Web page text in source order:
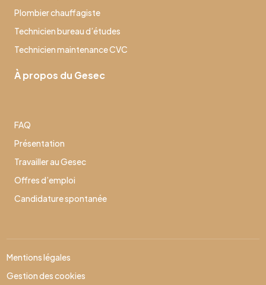
Plombier chauffagiste
Technicien bureau d’études
Technicien maintenance CVC
À propos du Gesec
FAQ
Présentation
Travailler au Gesec
Offres d’emploi
Candidature spontanée
Mentions légales
Gestion des cookies